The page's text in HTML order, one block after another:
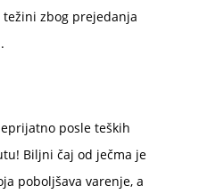
zbog prejedanja
posle teških
Biljni čaj od ječma je
poboljšava varenje, a